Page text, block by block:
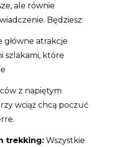
ale równie
Będziesz:
główne atrakcje
szlakami, które
z napiętym
wciąż chcą poczuć
trekking: Wszystkie